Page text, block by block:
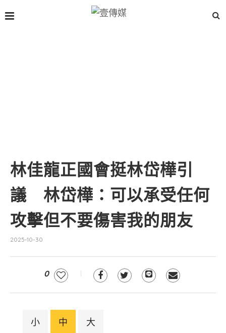
林佳龍正國會挺林岱樺引
議 林岱樺：可以承受任何
攻擊但不要傷害我的朋友
2025-10-30
0
小 中 大